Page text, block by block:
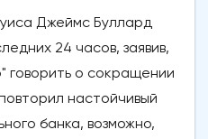
Джеймс Буллард
24 часов, заявив,
о сокращении
настойчивый
банка, возможно,